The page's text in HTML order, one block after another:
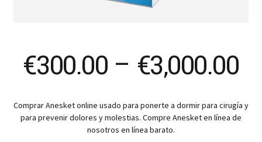
€300.00 – €3,000.00
Comprar Anesket online usado para ponerte a dormir para cirugía y
para prevenir dolores y molestias. Compre Anesket en línea de
nosotros en línea barato.